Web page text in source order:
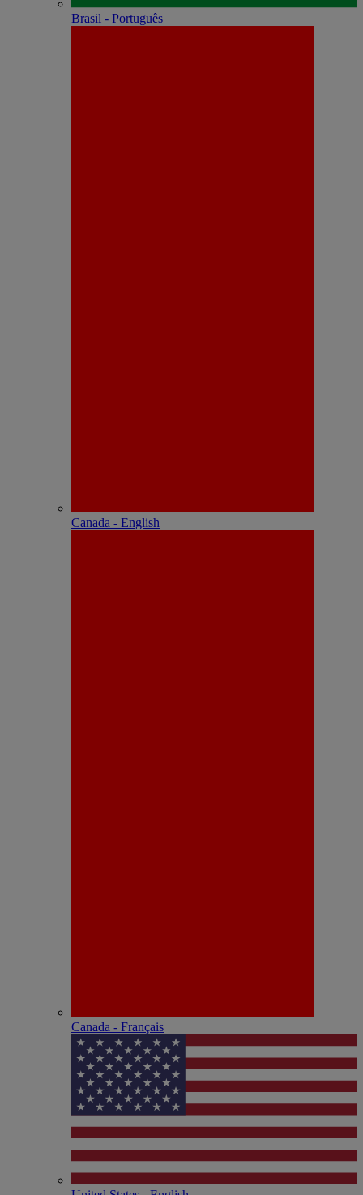
Brasil - Português
Canada - English
Canada - Français